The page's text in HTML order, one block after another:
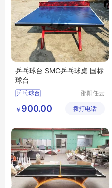
乒乓球台 SMC乒乓球桌 国标
球台
乒乓球台
娄底乒乓球桌
衡阳乒乓球桌
邵阳任云
品有限公
￥ 900.00 拨打电话